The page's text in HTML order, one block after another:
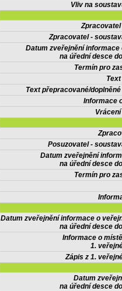
Vliv na
Zpracovatel -
Datum zveřejnění informace
na úřední desce
Termín pro
Text přepracované/
Informace
Posuzovatel -
Datum zveřejnění
na úřední desce
Termín pro
Datum zveřejnění informace o
na úřední desce
Informace o
1.
Zápis z 1.
Datum
na úřední desce